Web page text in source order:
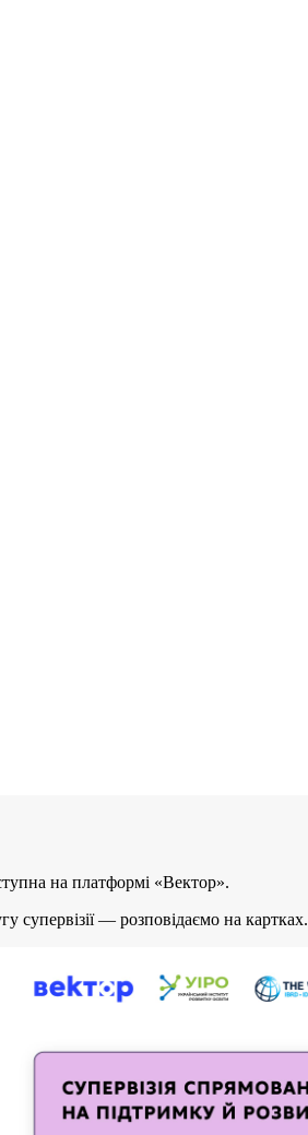
на платформі «Вектор».
супервізії — розповідаємо на картках.